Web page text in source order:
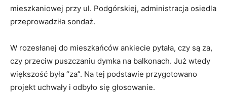
mieszkaniowej przy ul. Podgórskiej, administracja osiedla
przeprowadziła sondaż.
W rozesłanej do mieszkańców ankiecie pytała, czy są za,
czy przeciw puszczaniu dymka na balkonach. Już wtedy
większość była “za”. Na tej podstawie przygotowano
projekt uchwały i odbyło się głosowanie.